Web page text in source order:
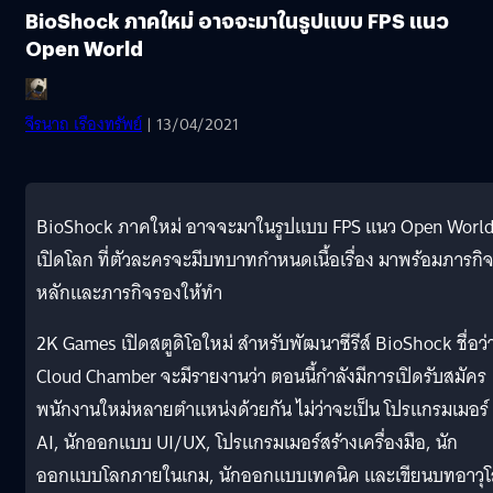
BioShock ภาคใหม่ อาจจะมาในรูปแบบ FPS แนว
Open World
จีรนาถ เรืองทรัพย์ | 13/04/2021
BioShock ภาคใหม่ อาจจะมาในรูปแบบ FPS แนว Open World
เปิดโลก ที่ตัวละครจะมีบทบาทกำหนดเนื้อเรื่อง มาพร้อมภารกิจ
หลักและภารกิจรองให้ทำ
2K Games เปิดสตูดิโอใหม่ สำหรับพัฒนาซีรีส์ BioShock ชื่อว่
Cloud Chamber จะมีรายงานว่า ตอนนี้กำลังมีการเปิดรับสมัคร
พนักงานใหม่หลายตำแหน่งด้วยกัน ไม่ว่าจะเป็น โปรแกรมเมอร์
AI, นักออกแบบ UI/UX, โปรแกรมเมอร์สร้างเครื่องมือ, นัก
ออกแบบโลกภายในเกม, นักออกแบบเทคนิค และเขียนบทอาวุ